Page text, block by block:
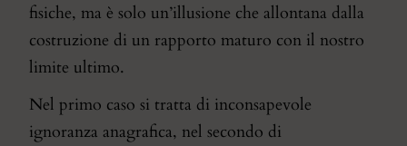
fisiche, ma è solo un’illusione che allontana dalla
costruzione di un rapporto maturo con il nostro
limite ultimo.
Nel primo caso si tratta di inconsapevole
ignoranza anagrafica, nel secondo di